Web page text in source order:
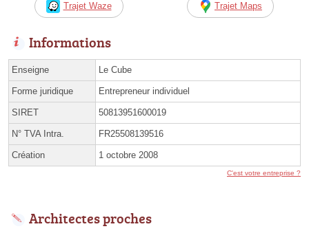
Trajet Waze Trajet Maps
Informations
Enseigne Le Cube
Forme juridique Entrepreneur individuel
SIRET 50813951600019
N° TVA Intra. FR25508139516
Création 1 octobre 2008
C'est votre entreprise ?
Architectes proches